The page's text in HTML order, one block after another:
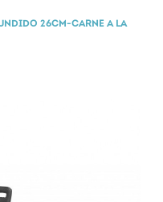
26CM-CARNE A LA